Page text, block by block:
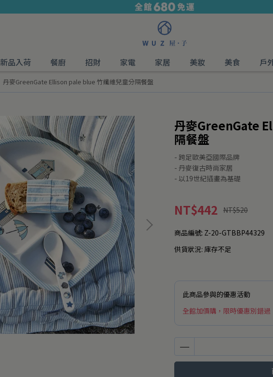
新品入荷 餐廚 招財 家電 家居 美妝 美食 戶
丹麥GreenGate Ellison pale blue 竹纖維兒童分隔餐盤
丹麥GreenGate
隔餐盤
- 跨足歐美亞國際品牌
- 丹麥復古時尚家居
- 以19世紀插畫為基礎
NT$442 NT$520
商品編號: Z-20-GTBBP44329
供貨狀況: 庫存不足
此商品參與的優惠活動
全館加價購，限時優惠別錯過